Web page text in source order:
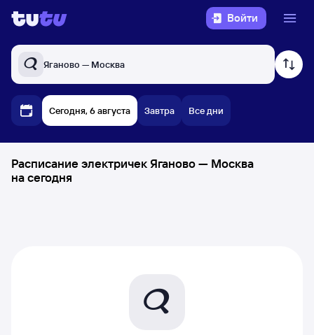
Войти
Яганово — Москва
Сегодня, 6 августа Завтра Все дни
Расписание электричек Яганово — Москва
на сегодня